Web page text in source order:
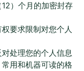
）个月的加密封存
要求限制对您个人
处理您的个人信息
用和机器可读的格